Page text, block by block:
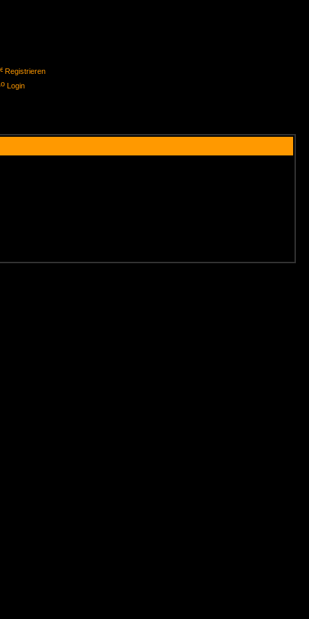
Registrieren
Login